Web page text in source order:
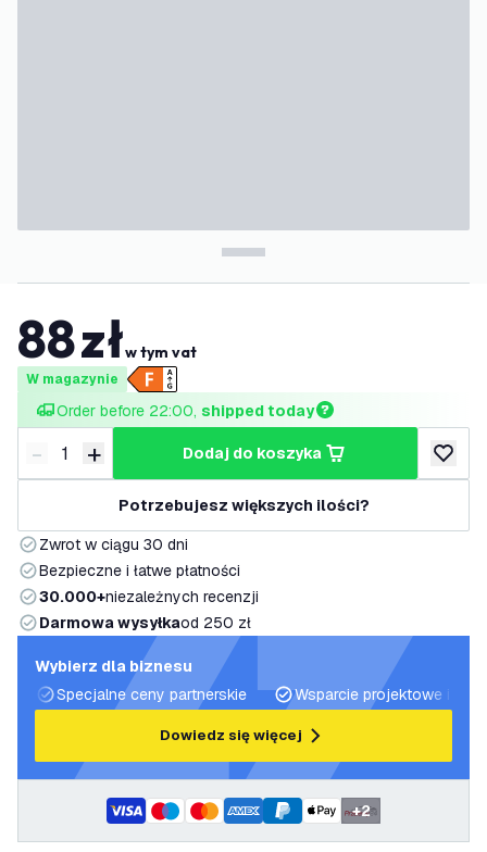
88złw tym vat
W magazynie
Order before 22:00, shipped today
Zmniejsz ilość
- Zwiększ ilość
+ dodaj do koszyka
dodaj
Potrzebujesz większych ilości?
Zwrot w ciągu 30 dni
Bezpieczne i łatwe płatności
30.000+niezależnych recenzji
Darmowa wysyłkaod 250 zł
Wybierz dla biznesu
Specjalne ceny partnerskie
Wsparcie projektowe i
Dowiedz się więcej
+2